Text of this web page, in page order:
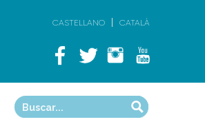
CASTELLANO CATALÀ